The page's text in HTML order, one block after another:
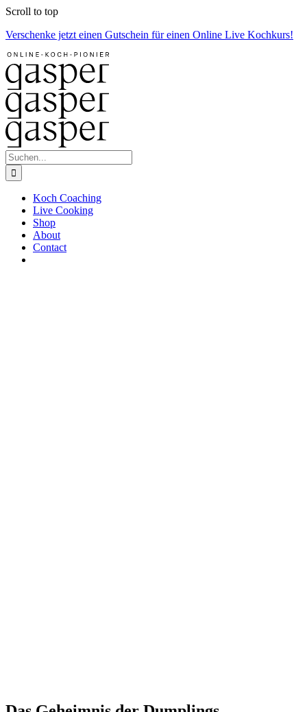
Zum
springen
Scroll to top
Verschenke jetzt einen Gutschein für einen Online Live Kochkurs!
Suche
nach:
Koch Coaching
Live Cooking
Shop
About
Contact